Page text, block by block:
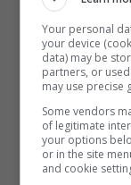
Your personal
your device
data) may be
partners, or
may use precise
Some vendors
of legitimate
your options
or in the site
and cookie